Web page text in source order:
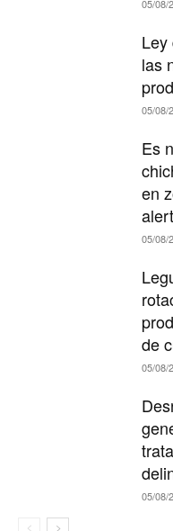
05/08/
Ley
las
05/08/
Es
en
05/08/
de
05/08/
05/08/